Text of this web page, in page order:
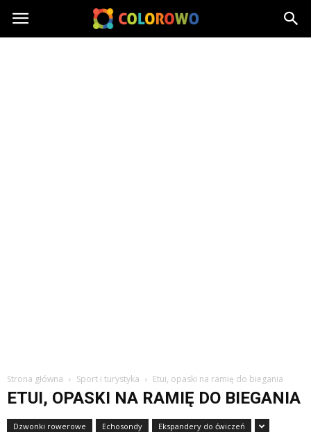
Colorowo.pl
Strona główna Sport i turystyka Etui, opaski na ramię do biegania
ETUI, OPASKI NA RAMIĘ DO BIEGANIA
Dzwonki rowerowe Echosondy Ekspandery do ćwiczeń